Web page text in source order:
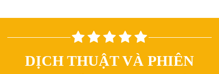
DỊCH THUẬT VÀ PHIÊN